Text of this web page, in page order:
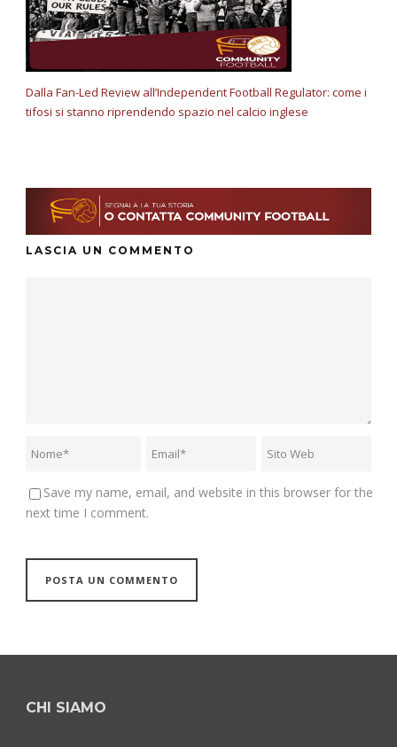
Dalla Fan-Led Review all’Independent Football Regulator: come i
tifosi si stanno riprendendo spazio nel calcio inglese
LASCIA UN COMMENTO
Save my name, email, and website in this browser for the
next time I comment.
CHI SIAMO